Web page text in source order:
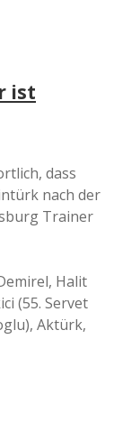
ist
dass
nach der
Trainer
Halit
(55. Servet
Aktürk,